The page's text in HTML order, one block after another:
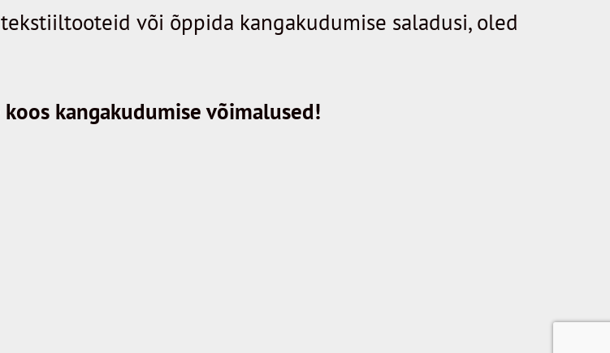
või õppida kangakudumise saladusi, oled
kangakudumise võimalused!